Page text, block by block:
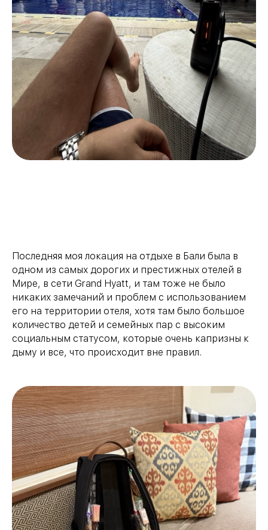
Последняя моя локация на отдыхе в Бали была в
одном из самых дорогих и престижных отелей в
Мире, в сети Grand Hyatt, и там тоже не было
никаких замечаний и проблем с использованием
его на территории отеля, хотя там было большое
количество детей и семейных пар с высоким
социальным статусом, которые очень капризны к
дыму и все, что происходит вне правил.